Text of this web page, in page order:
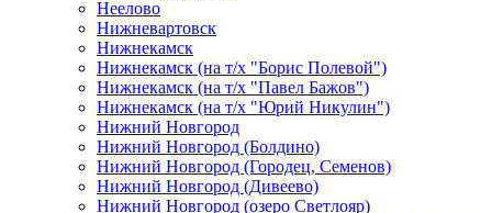
Неелово
Нижневартовск
Нижнекамск
Нижнекамск (на т/х "Борис Полевой")
Нижнекамск (на т/х "Павел Бажов")
Нижнекамск (на т/х "Юрий Никулин")
Нижний Новгород
Нижний Новгород (Болдино)
Нижний Новгород (Городец, Семенов)
Нижний Новгород (Дивеево)
Нижний Новгород (озеро Светлояр)